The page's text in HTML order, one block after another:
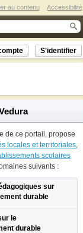
Accessibilité
au contenu
S'identifier
de ce portail, propose
locales et territoriales,
scolaires
suivants :
sur
durable
le
durable